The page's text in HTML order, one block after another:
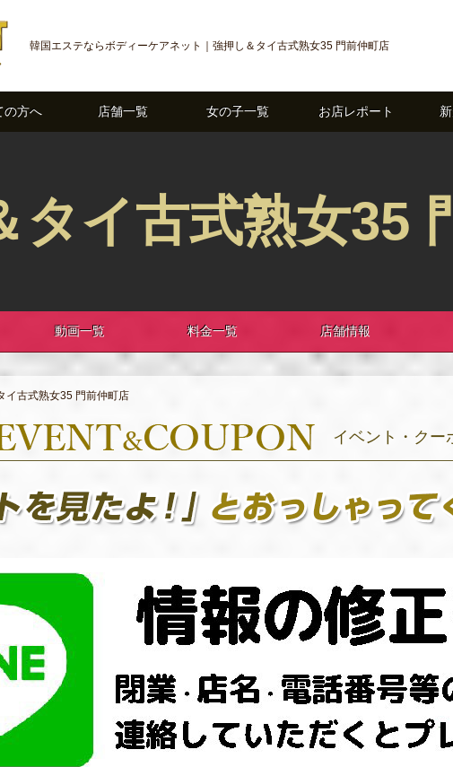
韓国エステならボディーケアネット｜強押し＆タイ古式熟女35 門前仲町店
の方へ 店舗一覧 女の子一覧 お店レポート
タイ古式熟女35
動画一覧 料金一覧 店舗情報
イ古式熟女35 門前仲町店
イベント・クー